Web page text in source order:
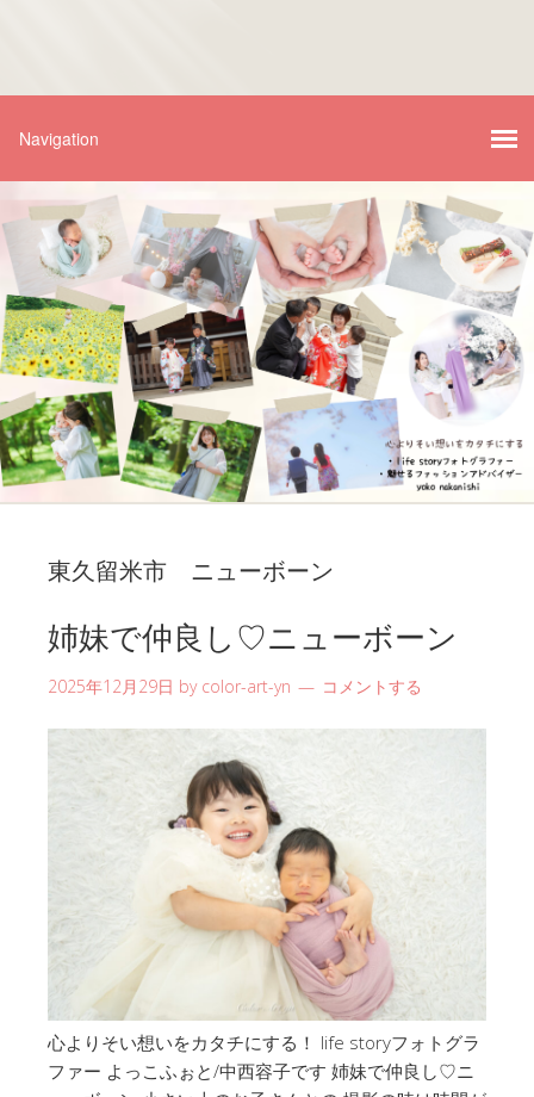
東久留米市 ニューボーン
姉妹で仲良し♡ニューボーン
2025年12月29日 by color-art-yn コメントする
心よりそい想いをカタチにする！ life storyフォトグラ
ファー よっこふぉと/中西容子です 姉妹で仲良し♡ニ